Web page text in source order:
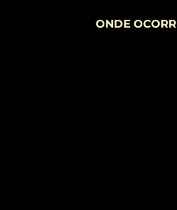
ONDE